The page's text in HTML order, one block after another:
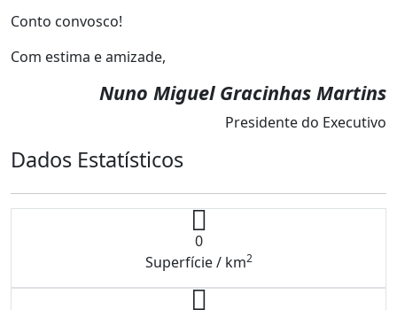
Conto convosco!
Com estima e amizade,
Nuno Miguel Gracinhas Martins
Presidente do Executivo
Dados Estatísticos
0
Superfície / km2